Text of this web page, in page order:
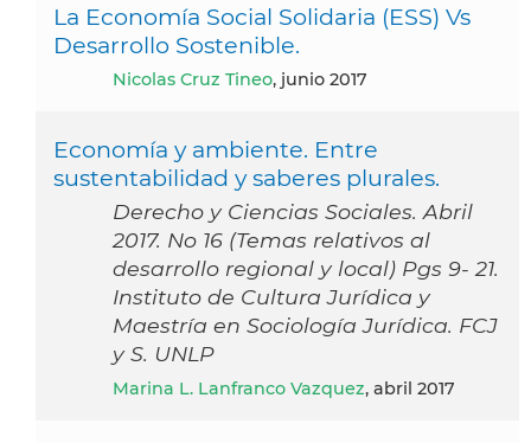
La Economía Social Solidaria (ESS) Vs
Desarrollo Sostenible.
Nicolas Cruz Tineo, junio 2017
Economía y ambiente. Entre
sustentabilidad y saberes plurales.
Derecho y Ciencias Sociales. Abril
2017. No 16 (Temas relativos al
desarrollo regional y local) Pgs 9- 21.
Instituto de Cultura Jurídica y
Maestría en Sociología Jurídica. FCJ
y S. UNLP
Marina L. Lanfranco Vazquez, abril 2017